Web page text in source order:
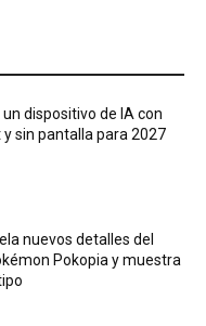
dispositivo de IA con
sin pantalla para 2027
nuevos detalles del
Pokopia y muestra